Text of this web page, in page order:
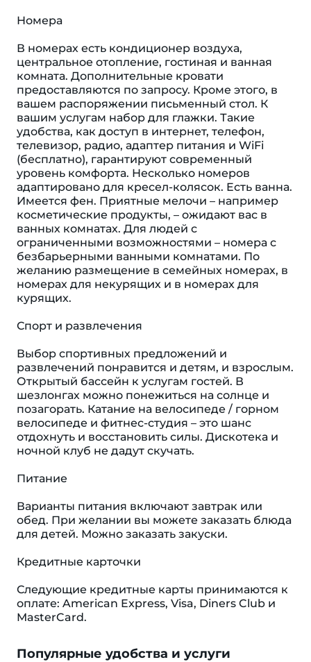
Номера
В номерах есть кондиционер воздуха,
центральное отопление, гостиная и ванная
комната. Дополнительные кровати
предоставляются по запросу. Кроме этого, в
вашем распоряжении письменный стол. К
вашим услугам набор для глажки. Такие
удобства, как доступ в интернет, телефон,
телевизор, радио, адаптер питания и WiFi
(бесплатно), гарантируют современный
уровень комфорта. Несколько номеров
адаптировано для кресел-колясок. Eсть ванна.
Имеется фен. Приятные мелочи – например
косметические продукты, – ожидают вас в
ванных комнатах. Для людей с
ограниченными возможностями – номера с
безбарьерными ванными комнатами. По
желанию размещение в семейных номерах, в
номерах для некурящих и в номерах для
курящих.
Спорт и развлечения
Выбор спортивных предложений и
развлечений понравится и детям, и взрослым.
Открытый бассейн к услугам гостей. В
шезлонгах можно понежиться на солнце и
позагорать. Катание на велосипеде / горном
велосипеде и фитнес-студия – это шанс
отдохнуть и восстановить силы. Дискотека и
ночной клуб не дадут скучать.
Питание
Варианты питания включают завтрак или
обед. При желании вы можете заказать блюда
для детей. Можно заказать закуски.
Кредитные карточки
Следующие кредитные карты принимаются к
оплате: American Express, Visa, Diners Club и
MasterCard.
Популярные удобства и услуги